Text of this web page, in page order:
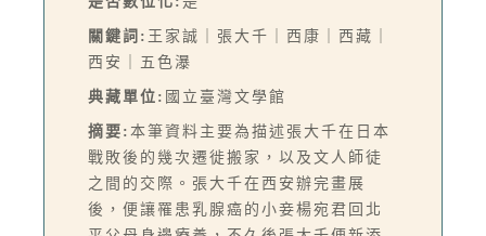
關鍵詞: 王家誠｜張大千｜西康｜西藏｜
西安｜五色瀑
典藏單位: 國立臺灣文學館
摘要: 本筆資料主要為描述張大千在日本
戰敗後的幾次遷徙搬家，以及文人師徒
之間的交際。張大千在西安辦完畫展
後，便讓罹患乳腺癌的小妾楊宛君回北